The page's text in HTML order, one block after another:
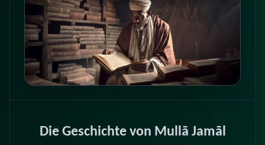
Die Geschichte von Mullā Jamāl